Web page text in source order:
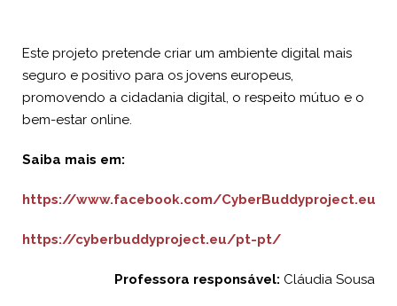
Este projeto pretende criar um ambiente digital mais
seguro e positivo para os jovens europeus,
promovendo a cidadania digital, o respeito mútuo e o
bem-estar online.
Saiba mais em:
https://www.facebook.com/CyberBuddyproject.eu
https://cyberbuddyproject.eu/pt-pt/
Professora responsável: Cláudia Sousa